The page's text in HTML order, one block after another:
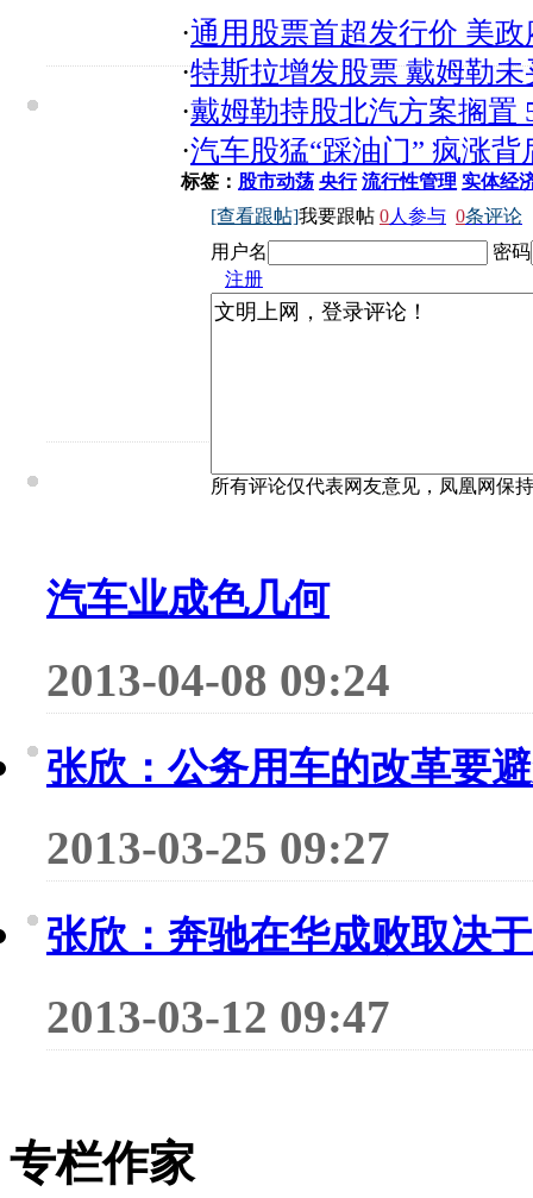
·通用股票首超发行价 美
·特斯拉增发股票 戴姆勒
·戴姆勒持股北汽方案搁置
·汽车股猛“踩油门” 疯涨背
标签： 股市动荡 央行 流行性管理 实体经
[查看跟帖]我要跟帖 0人参与 0条评论
用户名
密码
注册
所有评论仅代表网友意见，凤凰网保
汽车业成色几何
2013-04-08 09:24
张欣：公务用车的改革要
2013-03-25 09:27
张欣：奔驰在华成败取决
2013-03-12 09:47
专栏作家